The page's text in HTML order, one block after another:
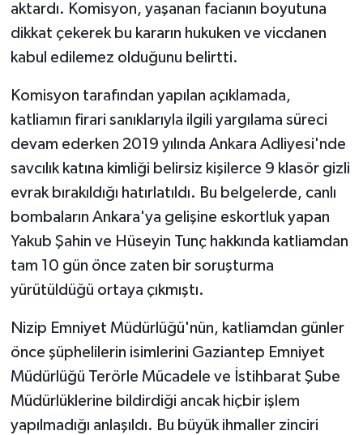
aktardı. Komisyon, yaşanan facianın boyutuna
dikkat çekerek bu kararın hukuken ve vicdanen
kabul edilemez olduğunu belirtti.
Komisyon tarafından yapılan açıklamada,
katliamın firari sanıklarıyla ilgili yargılama süreci
devam ederken 2019 yılında Ankara Adliyesi'nde
savcılık katına kimliği belirsiz kişilerce 9 klasör gizli
evrak bırakıldığı hatırlatıldı. Bu belgelerde, canlı
bombaların Ankara'ya gelişine eskortluk yapan
Yakub Şahin ve Hüseyin Tunç hakkında katliamdan
tam 10 gün önce zaten bir soruşturma
yürütüldüğü ortaya çıkmıştı.
Nizip Emniyet Müdürlüğü'nün, katliamdan günler
önce şüphelilerin isimlerini Gaziantep Emniyet
Müdürlüğü Terörle Mücadele ve İstihbarat Şube
Müdürlüklerine bildirdiği ancak hiçbir işlem
yapılmadığı anlaşıldı. Bu büyük ihmaller zinciri